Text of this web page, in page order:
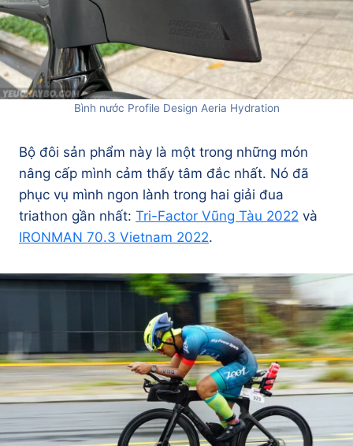
Bình nước Profile Design Aeria Hydration
Bộ đôi sản phẩm này là một trong những món
nâng cấp mình cảm thấy tâm đắc nhất. Nó đã
phục vụ mình ngon lành trong hai giải đua
triathon gần nhất: Tri-Factor Vũng Tàu 2022 và
IRONMAN 70.3 Vietnam 2022.